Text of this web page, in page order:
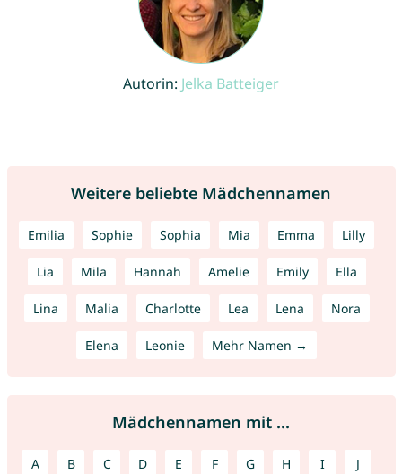
Autorin: Jelka Batteiger
Weitere beliebte Mädchennamen
Emilia Sophie Sophia Mia Emma Lilly
Lia Mila Hannah Amelie Emily Ella
Lina Malia Charlotte Lea Lena Nora
Elena Leonie Mehr Namen →
Mädchennamen mit ...
A B C D E F G H I J